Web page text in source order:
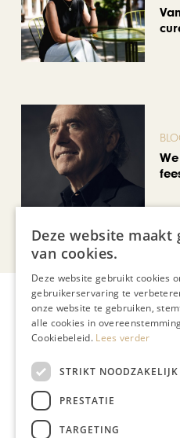
Bekijk alle artikelen
Deze website maakt
van cookies.
Deze website gebruikt cookies
gebruikerservaring te
onze website te gebruiken,
alle cookies in
Cookiebeleid. Lees verder
STRIKT NOODZAKELIJK
PRESTATIE
TARGETING